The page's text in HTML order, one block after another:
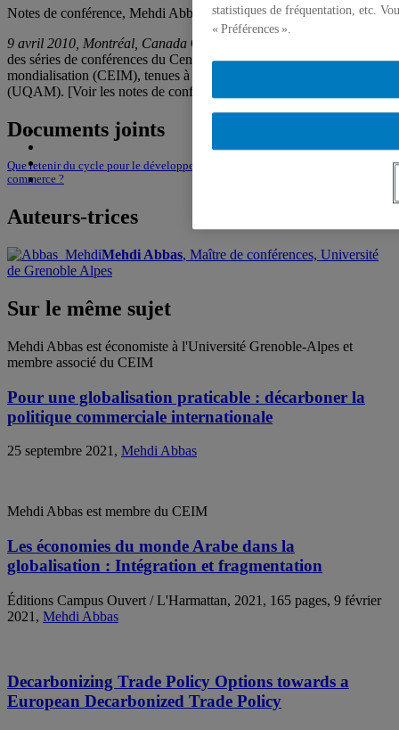
Notes de conférence, Mehdi Abbas, 9 avril 2010,Mehdi Abbas
9 avril 2010, Montréal, Canada Conférence donnée dans le cadre
des séries de conférences du Centre d’études sur l’intégration et la
mondialisation (CEIM), tenues à l’Université du Québec à Montréal
(UQAM). [Voir les notes de conférence dans le document joint].
Documents joints
Que retenir du cycle pour le développement de l’Organisation mondiale du
commerce ?
Auteurs-trices
Mehdi Abbas, Maître de conférences, Université
de Grenoble Alpes
Sur le même sujet
Mehdi Abbas est économiste à l'Université Grenoble-Alpes et
membre associé du CEIM
Pour une globalisation praticable : décarboner la
politique commerciale internationale
25 septembre 2021, Mehdi Abbas
Mehdi Abbas est membre du CEIM
Les économies du monde Arabe dans la
globalisation : Intégration et fragmentation
Éditions Campus Ouvert / L'Harmattan, 2021, 165 pages, 9 février
2021, Mehdi Abbas
Decarbonizing Trade Policy Options towards a
European Decarbonized Trade Policy
statistiques de fréquentation, etc.
« Préférences ».